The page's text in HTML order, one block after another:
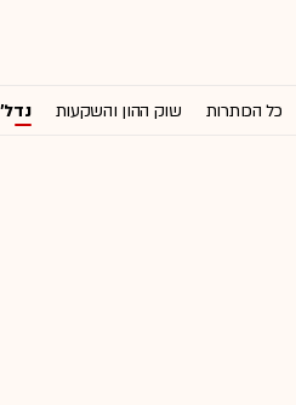
כל הכותרות שוק ההון והשקעות